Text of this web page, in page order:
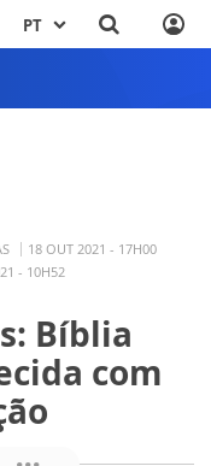
PT
18 OUT 2021 - 17H00
- 10H52
Bíblia
com